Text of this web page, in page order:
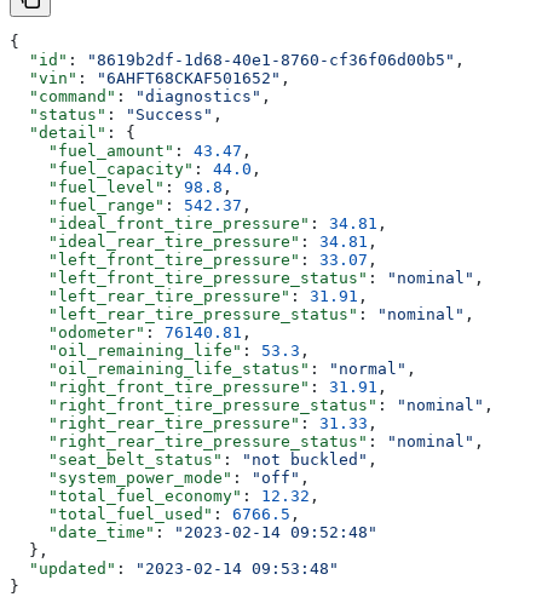
{
  "id"
: "8619b2df-1d68-40e1-8760-cf36f06d00b5" ,
  "vin"
: "6AHFT68CKAF501652" ,
  "command"
: "diagnostics" ,
  "status"
: "Success" ,
  "detail"
: {
    "fuel_amount"
: 43.47 ,
    "fuel_capacity"
: 44.0 ,
    "fuel_level"
: 98.8 ,
    "fuel_range"
: 542.37 ,
    "ideal_front_tire_pressure"
: 34.81 ,
    "ideal_rear_tire_pressure"
: 34.81 ,
    "left_front_tire_pressure"
: 33.07 ,
    "left_front_tire_pressure_status"
: "nominal" ,
    "left_rear_tire_pressure"
: 31.91 ,
    "left_rear_tire_pressure_status"
: "nominal" ,
    "odometer"
: 76140.81 ,
    "oil_remaining_life"
: 53.3 ,
    "oil_remaining_life_status"
: "normal" ,
    "right_front_tire_pressure"
: 31.91 ,
    "right_front_tire_pressure_status"
: "nominal" ,
    "right_rear_tire_pressure"
: 31.33 ,
    "right_rear_tire_pressure_status"
: "nominal" ,
    "seat_belt_status"
: "not buckled" ,
    "system_power_mode"
: "off" ,
    "total_fuel_economy"
: 12.32 ,
    "total_fuel_used"
: 6766.5 ,
    "date_time"
:
"2023-02-14 09:52:48"
  },
  "updated"
:
"2023-02-14 09:53:48"
}